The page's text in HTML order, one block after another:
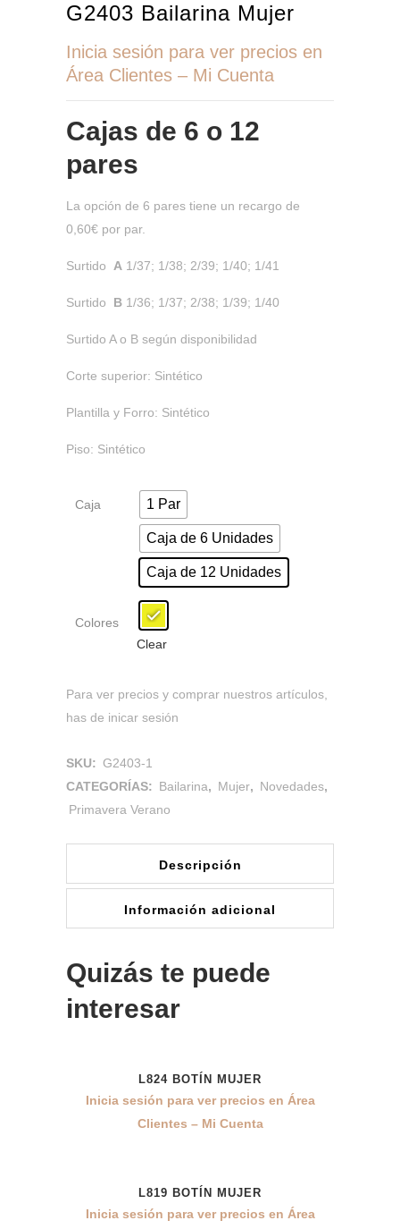
G2403 Bailarina Mujer
Inicia sesión para ver precios en
Área Clientes – Mi Cuenta
Cajas de 6 o 12
pares
La opción de 6 pares tiene un recargo de
0,60€ por par.
Surtido A 1/37; 1/38; 2/39; 1/40; 1/41
Surtido B 1/36; 1/37; 2/38; 1/39; 1/40
Surtido A o B según disponibilidad
Corte superior: Sintético
Plantilla y Forro: Sintético
Piso: Sintético
Caja 1 Par
Caja de 6 Unidades
Caja de 12 Unidades
Colores
Clear
Para ver precios y comprar nuestros artículos,
has de inicar sesión
SKU: G2403-1
CATEGORÍAS: Bailarina, Mujer, Novedades,
Primavera Verano
Descripción
Información adicional
Quizás te puede
interesar
L824 BOTÍN MUJER
Inicia sesión para ver precios en Área
Clientes – Mi Cuenta
L819 BOTÍN MUJER
Inicia sesión para ver precios en Área